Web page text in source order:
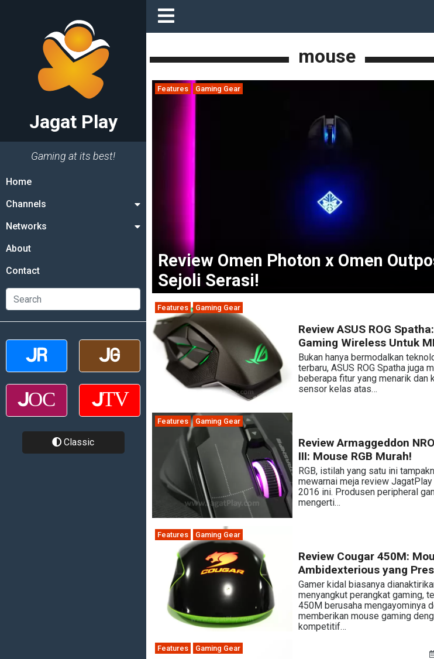
Jagat Play
Gaming at its best!
Home
Channels
Networks
About
Contact
Classic
mouse
Features Gaming Gear
Review Omen Photon x Omen
Sejoli Serasi!
Features Gaming Gear
Review ASUS ROG
Gaming Wireless Untuk
Bukan hanya bermodalkan
terbaru, ASUS ROG Spatha juga
beberapa fitur yang menarik dan
sensor kelas atas…
Features Gaming Gear
Review Armaggeddon
III: Mouse RGB Murah!
RGB, istilah yang satu ini
mewarnai meja review
2016 ini. Produsen peripheral
mengerti…
Features Gaming Gear
Review Cougar 450M:
Ambidexterious yang
Gamer kidal biasanya
menyangkut perangkat gaming,
450M berusaha mengayominya
memberikan mouse gaming
kompetitif…
Features Gaming Gear